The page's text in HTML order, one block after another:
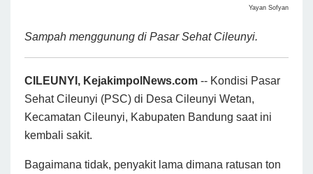
Yayan Sofyan
Sampah menggunung di Pasar Sehat Cileunyi.
CILEUNYI, KejakimpolNews.com -- Kondisi Pasar
Sehat Cileunyi (PSC) di Desa Cileunyi Wetan,
Kecamatan Cileunyi, Kabupaten Bandung saat ini
kembali sakit.
Bagaimana tidak, penyakit lama dimana ratusan ton